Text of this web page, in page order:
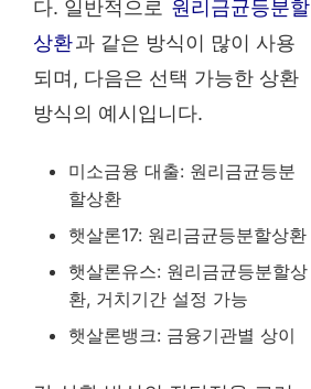
다. 일반적으로 원리금균등분할
상환과 같은 방식이 많이 사용
되며, 다음은 선택 가능한 상환
방식의 예시입니다.
미소금융 대출: 원리금균등분
할상환
햇살론17: 원리금균등분할상환
햇살론유스: 원리금균등분할상
환, 거치기간 설정 가능
햇살론뱅크: 금융기관별 상이